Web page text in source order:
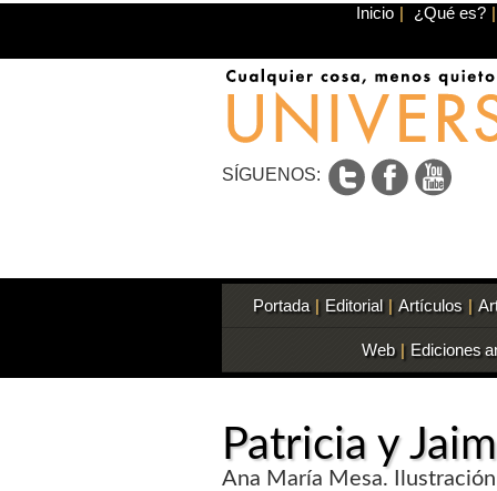
Inicio | ¿Qué es? |
SÍGUENOS:
Portada | Editorial | Artículos |
Web | Ediciones
Patricia y
Ana María Mesa.